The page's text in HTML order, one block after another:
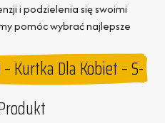
i podzielenia się swoimi
pomóc wybrać najlepsze
Kurtka Dla Kobiet – S-